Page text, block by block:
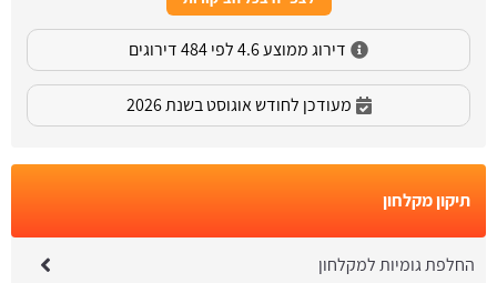
דירוג ממוצע 4.6 לפי 484 דירוגים
מעודכן לחודש אוגוסט בשנת 2026
תיקון מקלחון
החלפת גומיות למקלחון